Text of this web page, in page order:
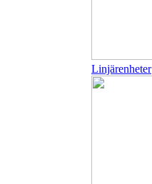
Linjärenheter